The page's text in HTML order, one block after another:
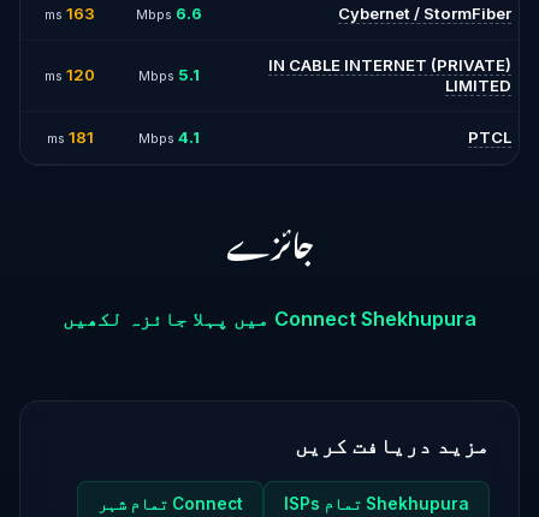
Cybernet / StormFiber
6.6
Mbps
163
ms
IN CABLE INTERNET (PRIVATE)
LIMITED
5.1
Mbps
120
ms
PTCL
4.1
Mbps
181
ms
جائزے
Connect Shekhupura میں پہلا جائزہ لکھیں
مزید دریافت کریں
Shekhupura تمام ISPs Connect تمام شہر